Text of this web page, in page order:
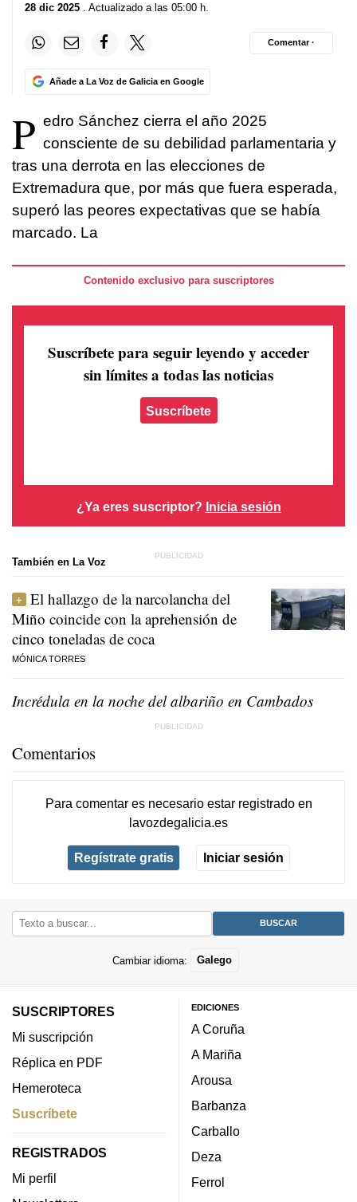
28 dic 2025 . Actualizado a las 05:00 h.
Añade a La Voz de Galicia en Google
Comentar ·
P edro Sánchez cierra el año 2025
consciente de su debilidad parlamentaria y
tras una derrota en las elecciones de
Extremadura que, por más que fuera esperada,
superó las peores expectativas que se había
marcado. La
Contenido exclusivo para suscriptores
Suscríbete para seguir leyendo y acceder
sin límites a todas las noticias
Suscríbete
¿Ya eres suscriptor? Inicia sesión
También en La Voz
El hallazgo de la narcolancha del
Miño coincide con la aprehensión de
cinco toneladas de coca
MÓNICA TORRES
Incrédula en la noche del albariño en Cambados
Comentarios
Para comentar es necesario estar registradoen
lavozdegalicia.es
Regístrate gratis Iniciar sesión
Cambiar idioma: Galego
SUSCRIPTORES
Mi suscripción
Réplica en PDF
Hemeroteca
Suscríbete
REGISTRADOS
Mi perfil
EDICIONES
A Coruña
A Mariña
Arousa
Barbanza
Carballo
Deza
Ferrol